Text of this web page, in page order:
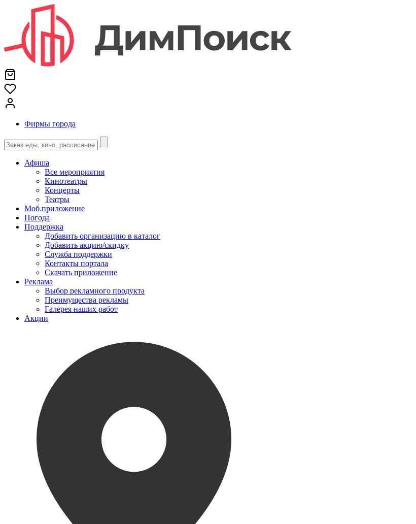
Фирмы города
Афиша
Все мероприятия
Кинотеатры
Концерты
Театры
Моб.приложение
Погода
Поддержка
Добавить организацию в каталог
Добавить акцию/скидку
Служба поддержки
Контакты портала
Скачать приложение
Реклама
Выбор рекламного продукта
Преимущества рекламы
Галерея наших работ
Акции